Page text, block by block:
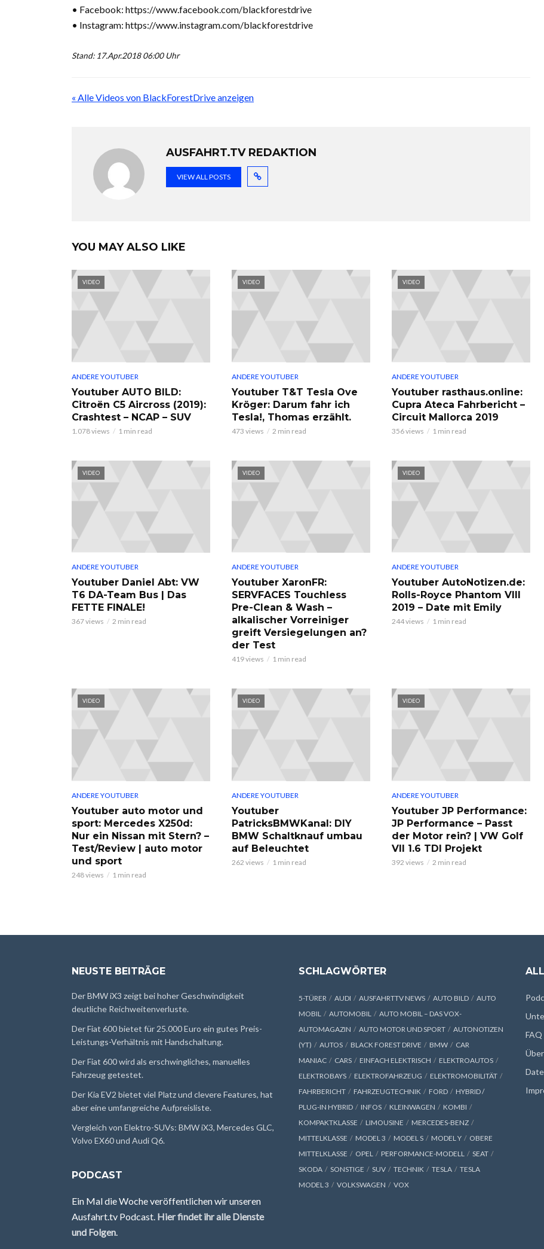
• Facebook: https://www.facebook.com/blackforestdrive
• Instagram: https://www.instagram.com/blackforestdrive
Stand: 17.Apr.2018 06:00 Uhr
« Alle Videos von BlackForestDrive anzeigen
AUSFAHRT.TV REDAKTION
VIEW ALL POSTS
YOU MAY ALSO LIKE
VIDEO
ANDERE YOUTUBER
Youtuber AUTO BILD:
Citroën C5 Aircross (2019):
Crashtest – NCAP – SUV
1.078 views 1 min read
VIDEO
ANDERE YOUTUBER
Youtuber T&T Tesla Ove
Kröger: Darum fahr ich
Tesla!, Thomas erzählt.
473 views 2 min read
VIDEO
ANDERE YOUTUBER
Youtuber rasthaus.online:
Cupra Ateca Fahrbericht –
Circuit Mallorca 2019
356 views 1 min read
VIDEO
ANDERE YOUTUBER
Youtuber Daniel Abt: VW
T6 DA-Team Bus | Das
FETTE FINALE!
367 views 2 min read
VIDEO
ANDERE YOUTUBER
Youtuber XaronFR:
SERVFACES Touchless
Pre-Clean & Wash –
alkalischer Vorreiniger
greift Versiegelungen an?
der Test
419 views 1 min read
VIDEO
ANDERE YOUTUBER
Youtuber AutoNotizen.de:
Rolls-Royce Phantom VIII
2019 – Date mit Emily
244 views 1 min read
VIDEO
ANDERE YOUTUBER
Youtuber auto motor und
sport: Mercedes X250d:
Nur ein Nissan mit Stern? –
Test/Review | auto motor
und sport
248 views 1 min read
VIDEO
ANDERE YOUTUBER
Youtuber
PatricksBMWKanal: DIY
BMW Schaltknauf umbau
auf Beleuchtet
262 views 1 min read
VIDEO
ANDERE YOUTUBER
Youtuber JP Performance:
JP Performance – Passt
der Motor rein? | VW Golf
VII 1.6 TDI Projekt
392 views 2 min read
NEUSTE BEITRÄGE
Der BMW iX3 zeigt bei hoher Geschwindigkeit
deutliche Reichweitenverluste.
Der Fiat 600 bietet für 25.000 Euro ein gutes Preis-
Leistungs-Verhältnis mit Handschaltung.
Der Fiat 600 wird als erschwingliches, manuelles
Fahrzeug getestet.
Der Kia EV2 bietet viel Platz und clevere Features, hat
aber eine umfangreiche Aufpreisliste.
Vergleich von Elektro-SUVs: BMW iX3, Mercedes GLC,
Volvo EX60 und Audi Q6.
PODCAST
Ein Mal die Woche veröffentlichen wir unseren
Ausfahrt.tv Podcast. Hier findet ihr alle Dienste
und Folgen
SCHLAGWÖRTER
5-TÜRER AUDI AUSFAHRTTV NEWS AUTO BILD
AUTO
MOBIL
AUTOMOBIL
AUTO MOBIL – DAS VOX-
AUTOMAGAZIN
AUTO MOTOR UND SPORT
AUTONOTIZEN
(YT)
AUTOS BLACK FOREST DRIVE BMW
CAR
MANIAC
CARS EINFACH ELEKTRISCH
ELEKTROAUTOS
ELEKTROBAYS
ELEKTROFAHRZEUG
ELEKTROMOBILITÄT
FAHRBERICHT
FAHRZEUGTECHNIK FORD
HYBRID /
PLUG-IN HYBRID
INFOS KLEINWAGEN
KOMBI
KOMPAKTKLASSE
LIMOUSINE
MERCEDES-BENZ
MITTELKLASSE
MODEL 3 MODEL S MODEL Y
OBERE
MITTELKLASSE
OPEL PERFORMANCE-MODELL
SEAT
SKODA
SONSTIGE SUV TECHNIK TESLA
TESLA
MODEL 3
VOLKSWAGEN VOX
FAQ